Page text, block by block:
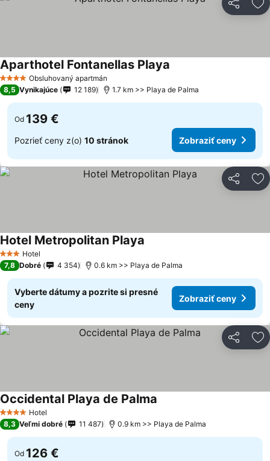
Zdieľať
4 Počet hviezdičiek
Obsluhovaný apartmán
Aparthotel Fontanellas Playa
8,5 Vynikajúce 12 189 1.7 km >> Playa de Palma
Od 139 €
Pozrieť ceny z(o) 10 stránok Zobraziť ceny
Zdieľať
3 Počet hviezdičiek
Hotel
Hotel Metropolitan Playa
7,8 Dobré 4 354 0.6 km >> Playa de Palma
Vyberte dátumy a pozrite si presné
ceny
Zobraziť ceny
Zdieľať
4 Počet hviezdičiek
Hotel
Occidental Playa de Palma
8,3 Veľmi dobré 11 487 0.9 km >> Playa de Palma
Od 126 €